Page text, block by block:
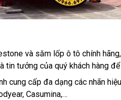
và săm lốp ô tô chính
tin tưởng của quý khách hàng
cung cấp đa dạng các nhãn
Casumina,…